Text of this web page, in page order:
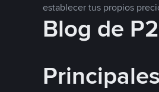
establecer tus propios
Blog de